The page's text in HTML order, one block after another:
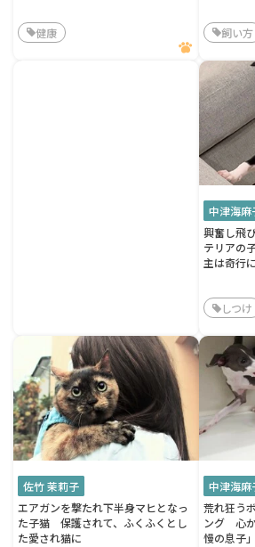
健康 飼い方
中津海麻
興奮し飛
テリアの
主は奇行
しつけ
佐竹 茉莉子
エアガンを撃たれ下半身マヒとなっ
た子猫 保護されて、ふくふくとし
た愛され猫に
中津海麻
荒れ狂う
ング 心
慢の息子